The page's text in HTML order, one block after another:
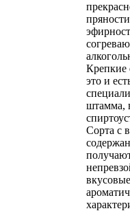
Крепкие
это и
штамма,
Сорта с